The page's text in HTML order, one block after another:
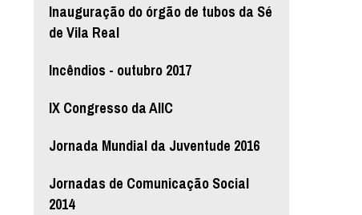
Inauguração do órgão de tubos da Sé
de Vila Real
Incêndios - outubro 2017
IX Congresso da AIIC
Jornada Mundial da Juventude 2016
Jornadas de Comunicação Social
2014